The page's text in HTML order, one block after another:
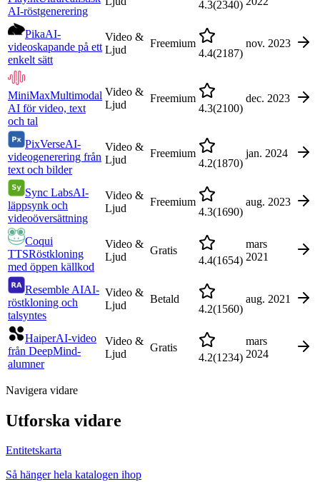
AI-röstgenerering
4.3(2340)
PikaAI-
videoskapande på ett
enkelt sätt
Video &
Ljud
Freemium
4.4(2187)
nov. 2023
MiniMaxMultimodal
AI för video, text
och tal
Video &
Ljud
Freemium
4.3(2100)
dec. 2023
PixVerseAI-
videogenerering från
text och bilder
Video &
Ljud
Freemium
4.2(1870)
jan. 2024
Sync LabsAI-
läppsynk och
videoöversättning
Video &
Ljud
Freemium
4.3(1690)
aug. 2023
Coqui
TTSRöstkloning
med öppen källkod
Video &
Ljud
Gratis
4.4(1654)
mars
2021
Resemble AIAI-
röstkloning och
talsyntes
Video &
Ljud
Betald
4.2(1560)
aug. 2021
HaiperAI-video
från DeepMind-
alumner
Video &
Ljud
Gratis
4.2(1234)
mars
2024
Navigera vidare
Utforska vidare
Entitetskarta
Så hänger hela katalogen ihop